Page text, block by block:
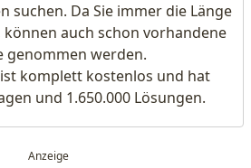
suchen. Da Sie immer die Länge
auch schon vorhandene
genommen werden.
komplett kostenlos und hat
und 1.650.000 Lösungen.